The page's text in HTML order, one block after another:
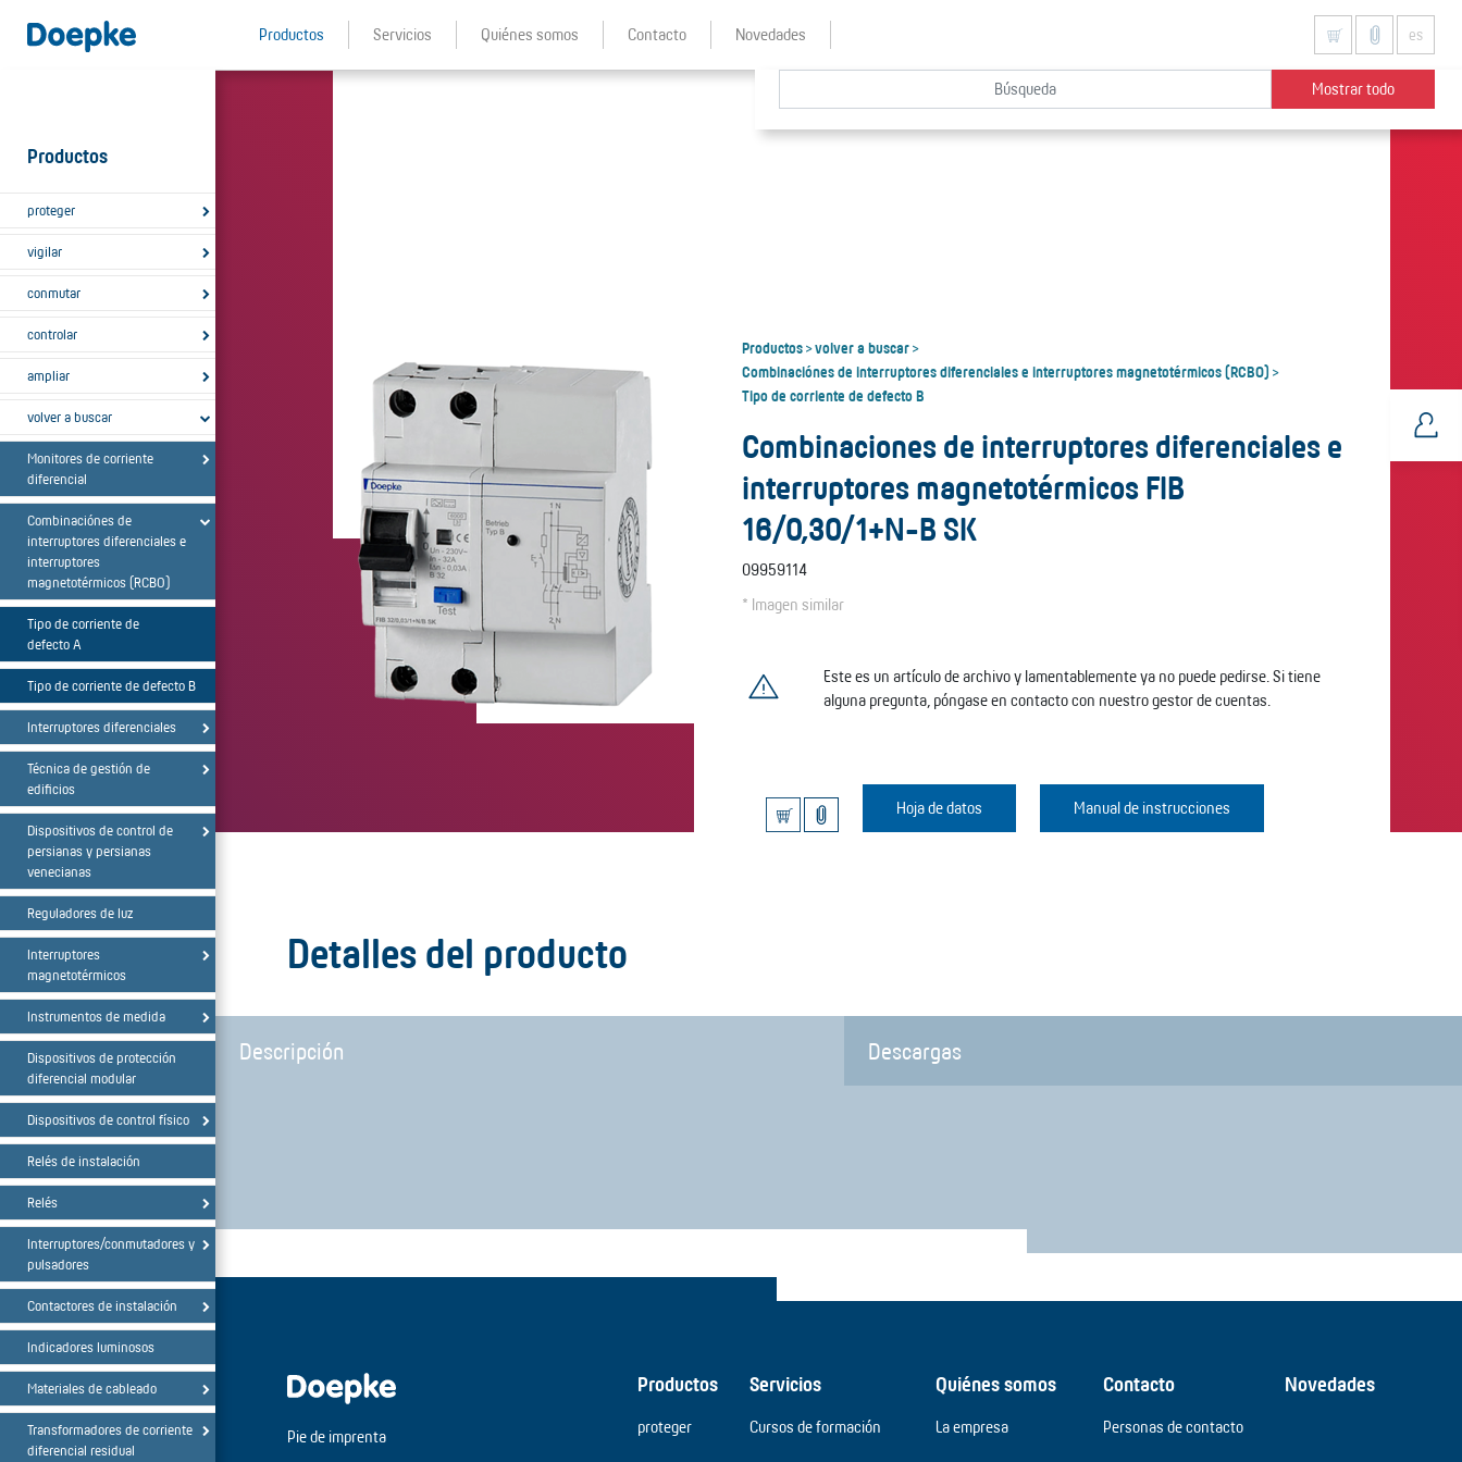
es
Productos Servicios Quiénes somos Contacto Novedades
Mostrar todo
Productos
proteger
vigilar
conmutar
controlar
ampliar
volver a buscar
Monitores de corriente
diferencial
Combinaciónes de
interruptores diferenciales e
interruptores
magnetotérmicos (RCBO)
Tipo de corriente de
defecto A
Tipo de corriente de defecto B
Interruptores diferenciales
Técnica de gestión de
edificios
Dispositivos de control de
persianas y persianas
venecianas
Reguladores de luz
Interruptores
magnetotérmicos
Instrumentos de medida
Dispositivos de protección
diferencial modular
Dispositivos de control físico
Relés de instalación
Relés
Interruptores/conmutadores y
pulsadores
Contactores de instalación
Indicadores luminosos
Materiales de cableado
Transformadores de corriente
diferencial residual
Productos>volver a buscar>
Combinaciónes de interruptores diferenciales e interruptores magnetotérmicos (RCBO) >
Tipo de corriente de defecto B
Combinaciones de interruptores diferenciales e
interruptores magnetotérmicos FIB
16/0,30/1+N-B SK
09959114
* Imagen similar
Este es un artículo de archivo y lamentablemente ya no puede pedirse. Si tiene
alguna pregunta, póngase en contacto con nuestro gestor de cuentas.
Hoja de datos Manual de instrucciones
Detalles del producto
Descripción Descargas
Pie de imprenta
Productos
proteger
Servicios
Cursos de formación
Quiénes somos
La empresa
Contacto
Personas de contacto
Novedades